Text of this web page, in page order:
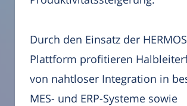
Durch den Einsatz der
Plattform profitieren
von nahtloser Integration in
MES- und ERP-Systeme sowie